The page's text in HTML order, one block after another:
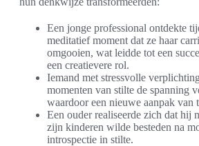
Een jonge professional ontdekte
meditatief moment dat ze haar
omgooien, wat leidde tot een
een creatievere rol.
Iemand met stressvolle
momenten van stilte de spanning
waardoor een nieuwe aanpak van
Een ouder realiseerde zich dat hij
zijn kinderen wilde besteden na
introspectie in stilte.